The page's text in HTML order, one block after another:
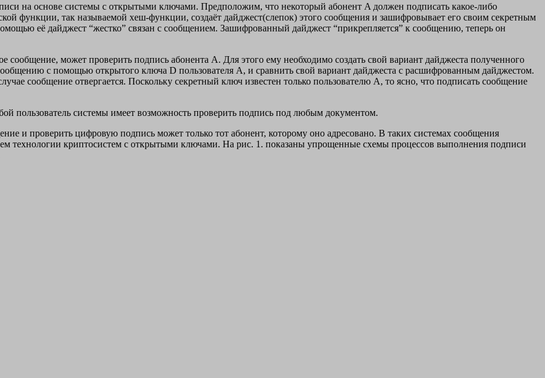
на основе системы с открытыми ключами. Предположим, что некоторый абонент A должен подписать какое-либо
функции, так называемой хеш-функции, создаёт дайджест(слепок) этого сообщения и зашифровывает его своим секретным
её дайджест “жестко” связан с сообщением. Зашифрованный дайджест “прикрепляется” к сообщению, теперь он
сообщение, может проверить подпись абонента A. Для этого ему необходимо создать свой вариант дайджеста полученного
с помощью открытого ключа D пользователя A, и сравнить свой вариант дайджеста с расшифрованным дайджестом.
сообщение отвергается. Поскольку секретный ключ известен только пользователю A, то ясно, что подписать сообщение
пользователь системы имеет возможность проверить подпись под любым документом.
и проверить цифровую подпись может только тот абонент, которому оно адресовано. В таких системах сообщения
технологии криптосистем с открытыми ключами. На рис. 1. показаны упрощенные схемы процессов выполнения подписи